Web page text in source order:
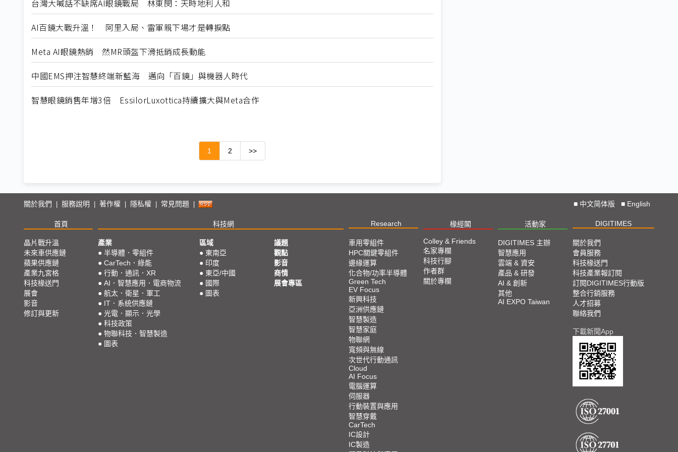
台灣大喊話不缺席AI眼鏡戰局 林東閔：天時地利人和
AI百鏡大戰升溫！ 阿里入局、雷軍親下場才是轉捩點
Meta AI眼鏡熱銷 然MR頭盔下滑抵銷成長動能
中國EMS押注智慧終端新藍海 邁向「百鏡」與機器人時代
智慧眼鏡銷售年增3倍 EssilorLuxottica持續擴大與Meta合作
1 2 >>
關於我們 服務說明 著作權 隱私權 常見問題 ■ 中文简体版 ■ English
首頁 科技網 Research 椽經閣 活動家 DIGITIMES
晶片戰升溫
未來車供應鏈
蘋果供應鏈
產業九宮格
科技椽送門
展會
影音
修訂與更新
產業
● 半導體．零組件
● CarTech．綠能
● 行動．通訊．XR
● AI．智慧應用．電商物流
● 航太．衛星．軍工
● IT．系統供應鏈
● 光電．顯示．光學
● 科技政策
● 物聯科技．智慧製造
● 圖表
區域
● 東南亞
● 印度
● 東亞/中國
● 國際
● 圖表
議題
觀點
影音
商情
展會專區
車用零組件
HPC關鍵零組件
邊緣運算
化合物/功率半導體
Green Tech
EV Focus
新興科技
亞洲供應鏈
智慧製造
智慧家庭
物聯網
寬頻與無線
次世代行動通訊
Cloud
AI Focus
電腦運算
伺服器
行動裝置與應用
智慧穿戴
CarTech
IC設計
IC製造
Colley & Friends
名家專欄
科技行腳
作者群
關於專欄
DIGITIMES 主辦
智慧應用
雲端 & 資安
產品 & 研發
AI & 創新
其他
AI EXPO Taiwan
關於我們
會員服務
科技椽送門
科技產業報訂閱
訂閱DIGITIMES行動版
整合行銷服務
人才招募
聯絡我們
下載新聞App